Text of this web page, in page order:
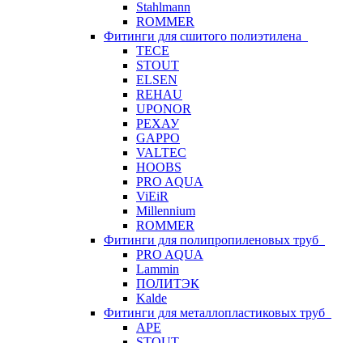
Stahlmann
ROMMER
Фитинги для сшитого полиэтилена
TECE
STOUT
ELSEN
REHAU
UPONOR
РЕХАУ
GAPPO
VALTEC
HOOBS
PRO AQUA
ViEiR
Millennium
ROMMER
Фитинги для полипропиленовых труб
PRO AQUA
Lammin
ПОЛИТЭК
Kalde
Фитинги для металлопластиковых труб
APE